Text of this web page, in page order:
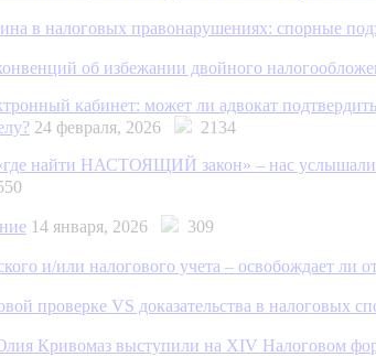
в налоговых правонарушениях: спорные
об избежании двойного
кабинет: может ли адвокат
24 февраля, 2026
2134
найти НАСТОЯЩИЙ закон» – нас услышали:
14 января, 2026 309
и/или налогового учета – освобождает
проверке VS доказательства в налоговых
Кривомаз выступили на XIV Налоговом